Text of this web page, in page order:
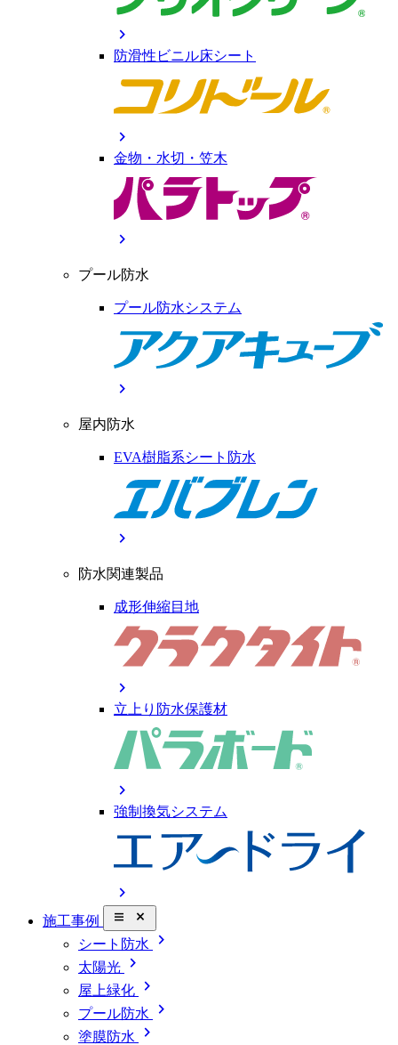
chevron_right
防滑性ビニル床シート
chevron_right
金物・水切・笠木
chevron_right
プール防水
プール防水システム
chevron_right
屋内防水
EVA樹脂系シート防水
chevron_right
防水関連製品
成形伸縮目地
chevron_right
立上り防水保護材
chevron_right
強制換気システム
chevron_right
施工事例 close_small
シート防水 chevron_right
太陽光 chevron_right
屋上緑化 chevron_right
プール防水 chevron_right
塗膜防水 chevron_right